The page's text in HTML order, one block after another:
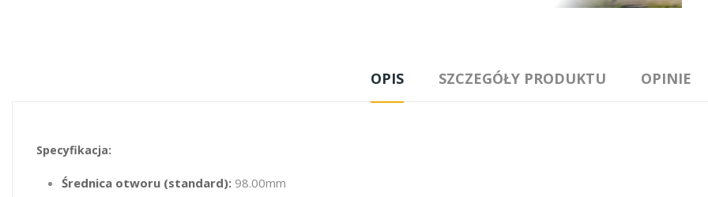
OPIS SZCZEGÓŁY PRODUKTU OPINIE
Specyfikacja:
Średnica otworu (standard): 98.00mm